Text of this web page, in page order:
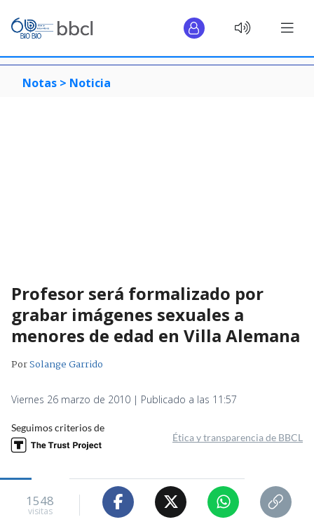
Notas > Noticia
Profesor será formalizado por
grabar imágenes sexuales a
menores de edad en Villa Alemana
PorSolange Garrido
Viernes 26 marzo de 2010 | Publicado a las 11:57
Seguimos criterios de
Ética y transparencia de BBCL
1548
visitas